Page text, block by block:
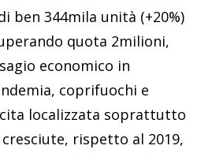
ben 344mila unità (+20%)
quota 2milioni,
economico in
coprifuochi e
localizzata soprattutto
rispetto al 2019,